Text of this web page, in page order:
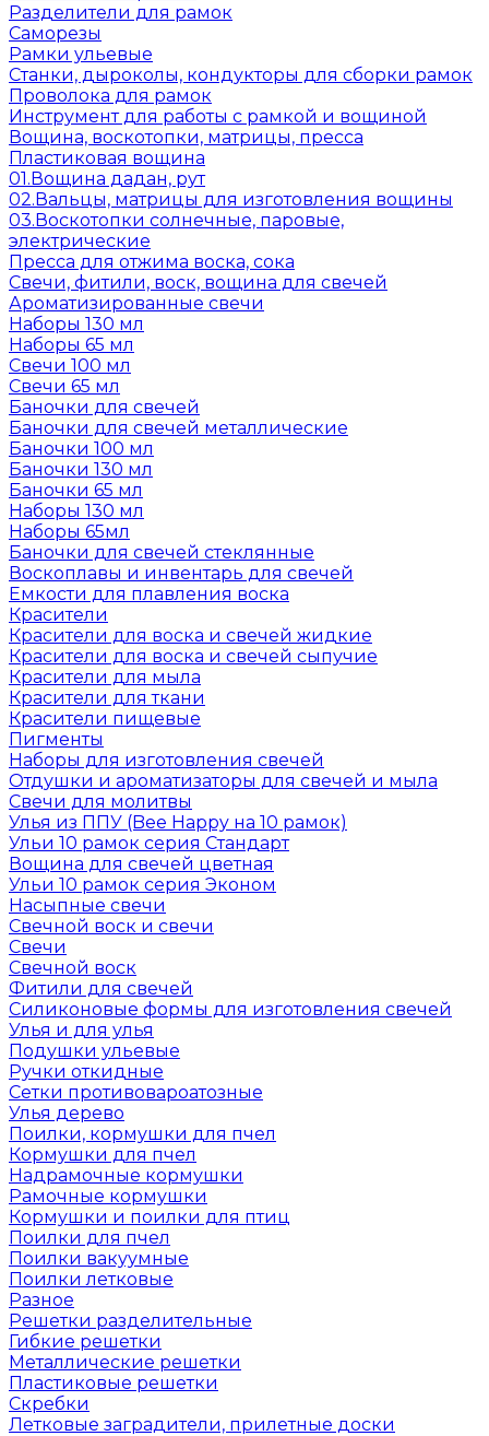
Разделители для рамок
Саморезы
Рамки ульевые
Станки, дыроколы, кондукторы для сборки рамок
Проволока для рамок
Инструмент для работы с рамкой и вощиной
Вощина, воскотопки, матрицы, пресса
Пластиковая вощина
01.Вощина дадан, рут
02.Вальцы, матрицы для изготовления вощины
03.Воскотопки солнечные, паровые,
электрические
Пресса для отжима воска, сока
Свечи, фитили, воск, вощина для свечей
Ароматизированные свечи
Наборы 130 мл
Наборы 65 мл
Свечи 100 мл
Свечи 65 мл
Баночки для свечей
Баночки для свечей металлические
Баночки 100 мл
Баночки 130 мл
Баночки 65 мл
Наборы 130 мл
Наборы 65мл
Баночки для свечей стеклянные
Воскоплавы и инвентарь для свечей
Емкости для плавления воска
Красители
Красители для воска и свечей жидкие
Красители для воска и свечей сыпучие
Красители для мыла
Красители для ткани
Красители пищевые
Пигменты
Наборы для изготовления свечей
Отдушки и ароматизаторы для свечей и мыла
Свечи для молитвы
Улья из ППУ (Bee Happy на 10 рамок)
Ульи 10 рамок серия Стандарт
Вощина для свечей цветная
Ульи 10 рамок серия Эконом
Насыпные свечи
Свечной воск и свечи
Свечи
Свечной воск
Фитили для свечей
Силиконовые формы для изготовления свечей
Улья и для улья
Подушки ульевые
Ручки откидные
Сетки противовароатозные
Улья дерево
Поилки, кормушки для пчел
Кормушки для пчел
Надрамочные кормушки
Рамочные кормушки
Кормушки и поилки для птиц
Поилки для пчел
Поилки вакуумные
Поилки летковые
Разное
Решетки разделительные
Гибкие решетки
Металлические решетки
Пластиковые решетки
Скребки
Летковые заградители, прилетные доски